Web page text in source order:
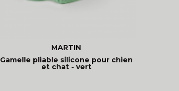
MARTIN
Gamelle pliable silicone pour chien
et chat - vert